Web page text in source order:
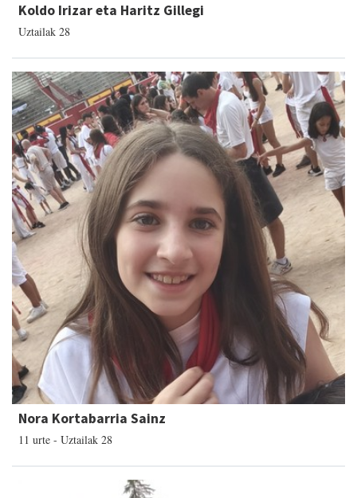
Koldo Irizar eta Haritz Gillegi
Uztailak 28
Nora Kortabarria Sainz
11 urte - Uztailak 28